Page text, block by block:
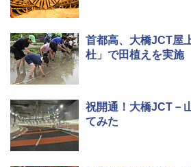
首都高、大橋JCT屋
杜」で田植えを実施
祝開通！大橋JCT－
てみた